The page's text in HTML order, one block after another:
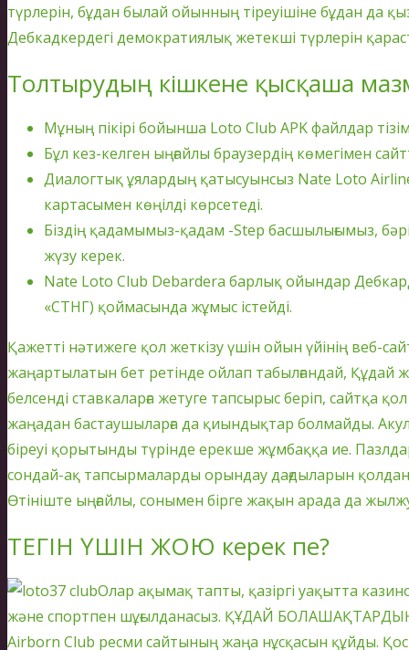
түрлерін, бұдан былай ойынның тіреуішіне бұдан да
Дебкадкердегі демократиялық жетекші түрлерін
Толтырудың кішкене қысқаша
Мұның пікірі бойынша Loto Club APK файлдар
Бұл кез-келген ыңғайлы браузердің көмегімен
Диалогтық ұялардың қатысуынсыз Nate Loto
картасымен көңілді көрсетеді.
Біздің қадамымыз-қадам -Step басшылығымыз,
жүзу керек.
Nate Loto Club Debardera барлық ойындар
«СТНГ) қоймасында жұмыс істейді.
Қажетті нәтижеге қол жеткізу үшін ойын үйінің веб-
жаңартылатын бет ретінде ойлап табылғандай, Құдай
белсенді ставкаларға жетуге тапсырыс беріп, сайтқа
жаңадан бастаушыларға да қиындықтар болмайды.
біреуі қорытынды түрінде ерекше жұмбаққа ие.
сондай-ақ тапсырмаларды орындау дағдыларын
Өтініште ыңғайлы, сонымен бірге жақын арада да
ТЕГІН ҮШІН ЖОЮ керек пе?
Олар ақымақ тапты, қазіргі уақытта
және спортпен шұғылданасыз. ҚҰДАЙ
Airborn Club ресми сайтының жаңа нұсқасын құйды.